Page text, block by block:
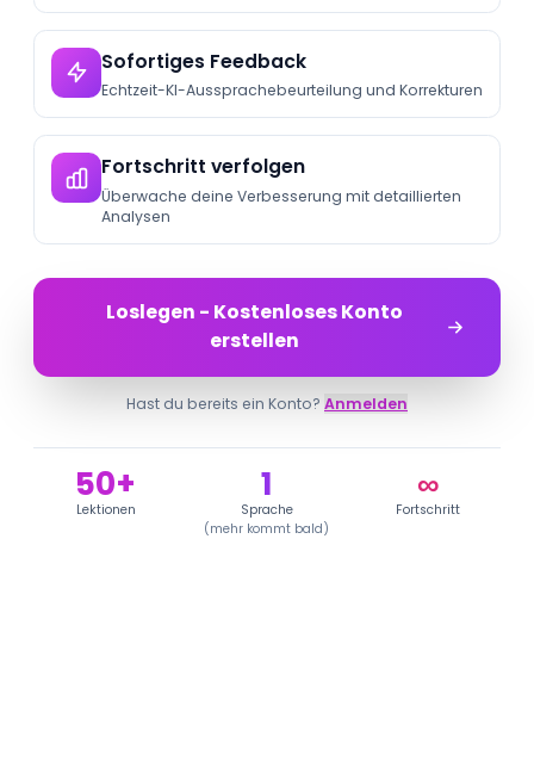
Sofortiges Feedback
Echtzeit-KI-Aussprachebeurteilung und Korrekturen
Fortschritt verfolgen
Überwache deine Verbesserung mit detaillierten
Analysen
Loslegen - Kostenloses Konto
erstellen
Hast du bereits ein Konto? Anmelden
50+
Lektionen
1
Sprache
(mehr kommt bald)
∞
Fortschritt